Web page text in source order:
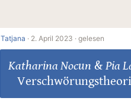
Tatjana · 2. April 2023 · gelesen
Katharina Nocun & Pia